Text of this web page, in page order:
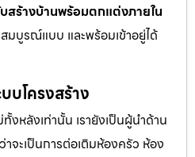
สร้างบ้านพร้อมตกแต่งภายใน
มบูรณ์แบบ และพร้อมเข้าอยู่ได้
บโครงสร้าง
งหลังเท่านั้น เรายังเป็นผู้นำด้าน
าจะเป็นการต่อเติมห้องครัว ห้อง